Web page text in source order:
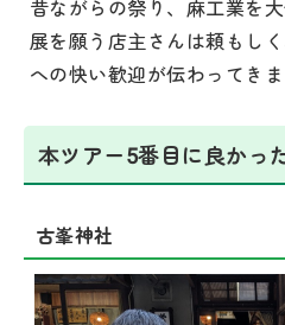
昔ながらの祭り、麻工業を
展を願う店主さんは頼もし
への快い歓迎が伝わってきま
本ツアー5番目に良かっ
古峯神社